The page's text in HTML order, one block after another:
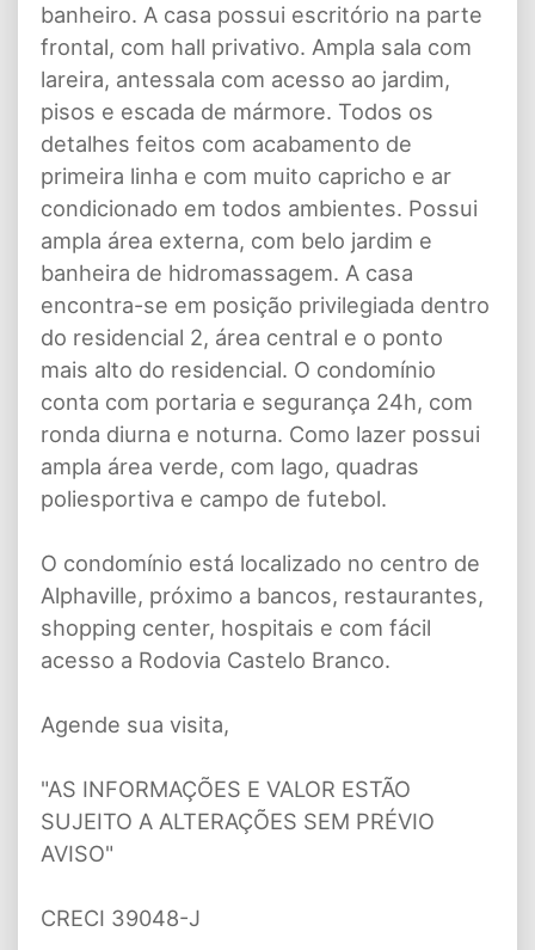
banheiro. A casa possui escritório na parte
frontal, com hall privativo. Ampla sala com
lareira, antessala com acesso ao jardim,
pisos e escada de mármore. Todos os
detalhes feitos com acabamento de
primeira linha e com muito capricho e ar
condicionado em todos ambientes. Possui
ampla área externa, com belo jardim e
banheira de hidromassagem. A casa
encontra-se em posição privilegiada dentro
do residencial 2, área central e o ponto
mais alto do residencial. O condomínio
conta com portaria e segurança 24h, com
ronda diurna e noturna. Como lazer possui
ampla área verde, com lago, quadras
poliesportiva e campo de futebol.
O condomínio está localizado no centro de
Alphaville, próximo a bancos, restaurantes,
shopping center, hospitais e com fácil
acesso a Rodovia Castelo Branco.
Agende sua visita,
"AS INFORMAÇÕES E VALOR ESTÃO
SUJEITO A ALTERAÇÕES SEM PRÉVIO
AVISO"
CRECI 39048-J